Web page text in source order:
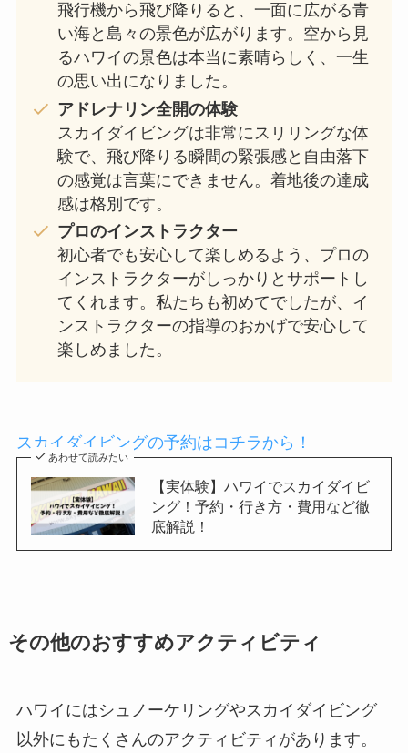
飛行機から飛び降りると、一面に広がる青
い海と島々の景色が広がります。空から見
るハワイの景色は本当に素晴らしく、一生
の思い出になりました。
アドレナリン全開の体験
スカイダイビングは非常にスリリングな体
験で、飛び降りる瞬間の緊張感と自由落下
の感覚は言葉にできません。着地後の達成
感は格別です。
プロのインストラクター
初心者でも安心して楽しめるよう、プロの
インストラクターがしっかりとサポートし
てくれます。私たちも初めてでしたが、イ
ンストラクターの指導のおかげで安心して
楽しめました。
スカイダイビングの予約はコチラから！
あわせて読みたい
【実体験】ハワイでスカイダイビ
ング！予約・行き方・費用など徹
底解説！
その他のおすすめアクティビティ
ハワイにはシュノーケリングやスカイダイビング
以外にもたくさんのアクティビティがあります。